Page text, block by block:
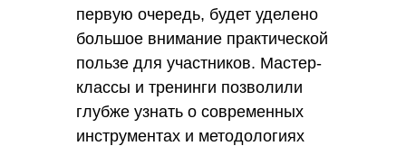
первую очередь, будет уделено
большое внимание практической
пользе для участников. Мастер-
классы и тренинги позволили
глубже узнать о современных
инструментах и методологиях